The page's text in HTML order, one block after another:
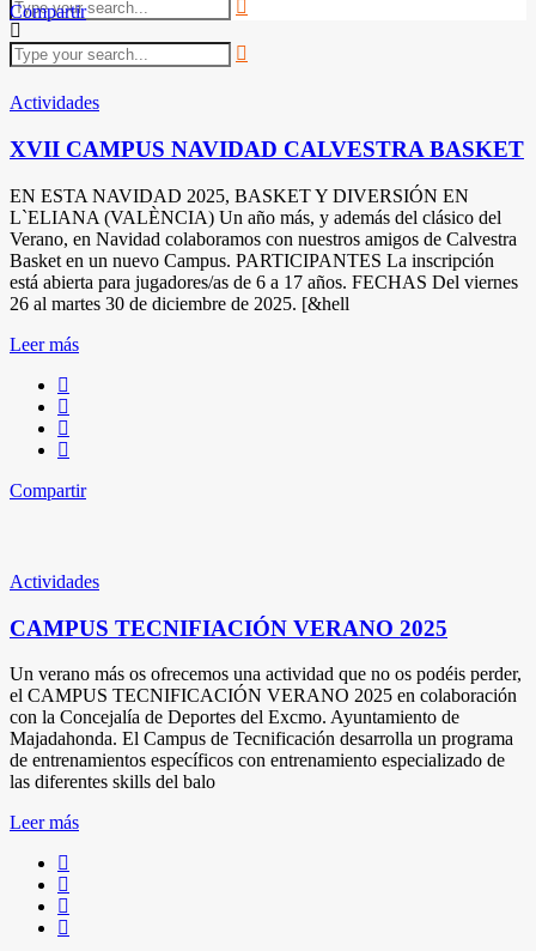
Compartir
Actividades
XVII CAMPUS NAVIDAD CALVESTRA BASKET
EN ESTA NAVIDAD 2025, BASKET Y DIVERSIÓN EN
L`ELIANA (VALÈNCIA) Un año más, y además del clásico del
Verano, en Navidad colaboramos con nuestros amigos de Calvestra
Basket en un nuevo Campus. PARTICIPANTES La inscripción
está abierta para jugadores/as de 6 a 17 años. FECHAS Del viernes
26 al martes 30 de diciembre de 2025. [&hell
Leer más
Compartir
Actividades
CAMPUS TECNIFIACIÓN VERANO 2025
Un verano más os ofrecemos una actividad que no os podéis perder,
el CAMPUS TECNIFICACIÓN VERANO 2025 en colaboración
con la Concejalía de Deportes del Excmo. Ayuntamiento de
Majadahonda. El Campus de Tecnificación desarrolla un programa
de entrenamientos específicos con entrenamiento especializado de
las diferentes skills del balo
Leer más